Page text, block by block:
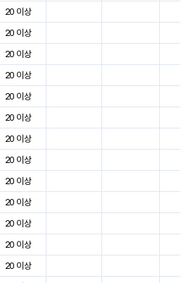
20 이상
20 이상
20 이상
20 이상
20 이상
20 이상
20 이상
20 이상
20 이상
20 이상
20 이상
20 이상
20 이상